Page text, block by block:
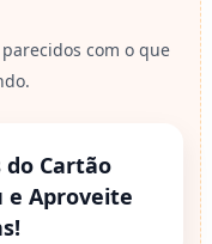
com o que
do Cartão
e Aproveite